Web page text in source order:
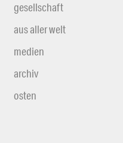
gesellschaft
aus aller welt
medien
archiv
osten